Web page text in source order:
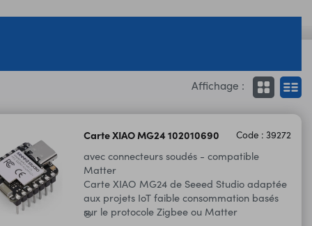
Affichage :
Carte XIAO MG24 102010690 Code : 39272
avec connecteurs soudés - compatible
Matter
Carte XIAO MG24 de Seeed Studio adaptée
aux projets IoT faible consommation basés
sur le protocole Zigbee ou Matter
®